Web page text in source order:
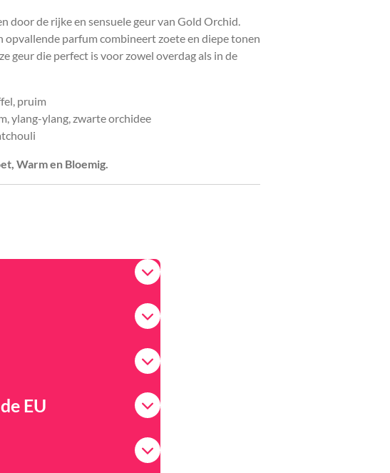
door de rijke en sensuele geur van Gold Orchid.
opvallende parfum combineert zoete en diepe tonen
geur die perfect is voor zowel overdag als in de
pruim
ylang-ylang, zwarte orchidee
Warm en Bloemig.
EU